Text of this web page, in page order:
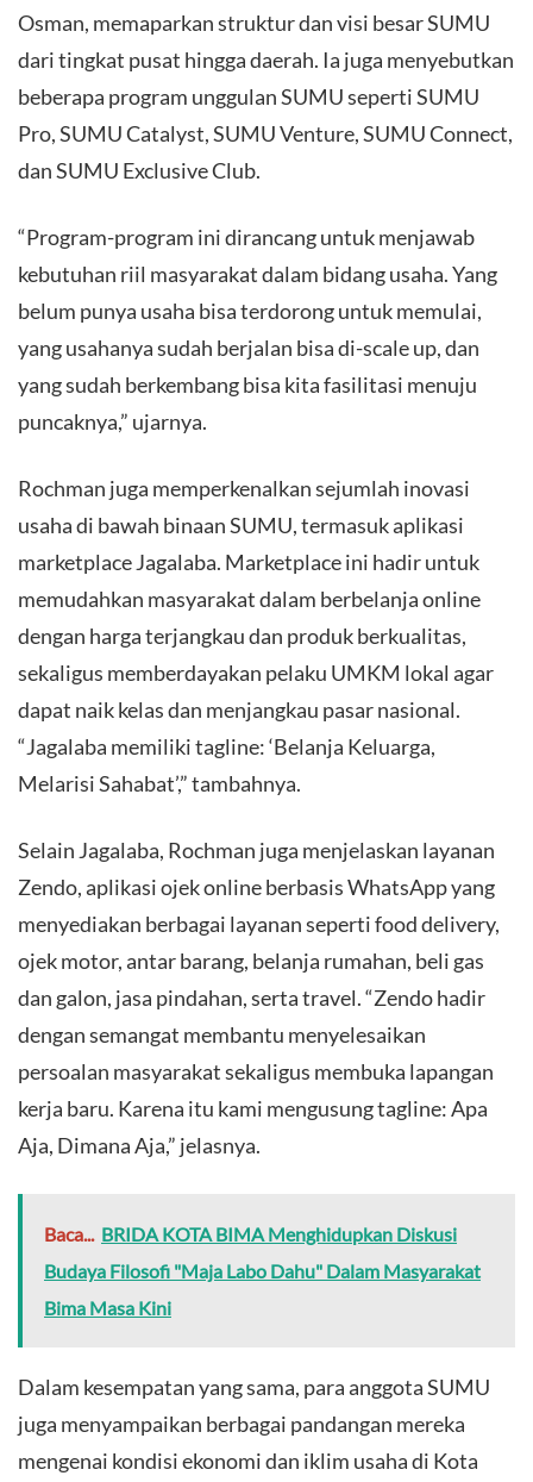
Osman, memaparkan struktur dan visi besar SUMU
dari tingkat pusat hingga daerah. Ia juga menyebutkan
beberapa program unggulan SUMU seperti SUMU
Pro, SUMU Catalyst, SUMU Venture, SUMU Connect,
dan SUMU Exclusive Club.
“Program-program ini dirancang untuk menjawab
kebutuhan riil masyarakat dalam bidang usaha. Yang
belum punya usaha bisa terdorong untuk memulai,
yang usahanya sudah berjalan bisa di-scale up, dan
yang sudah berkembang bisa kita fasilitasi menuju
puncaknya,” ujarnya.
Rochman juga memperkenalkan sejumlah inovasi
usaha di bawah binaan SUMU, termasuk aplikasi
marketplace Jagalaba. Marketplace ini hadir untuk
memudahkan masyarakat dalam berbelanja online
dengan harga terjangkau dan produk berkualitas,
sekaligus memberdayakan pelaku UMKM lokal agar
dapat naik kelas dan menjangkau pasar nasional.
“Jagalaba memiliki tagline: ‘Belanja Keluarga,
Melarisi Sahabat’,” tambahnya.
Selain Jagalaba, Rochman juga menjelaskan layanan
Zendo, aplikasi ojek online berbasis WhatsApp yang
menyediakan berbagai layanan seperti food delivery,
ojek motor, antar barang, belanja rumahan, beli gas
dan galon, jasa pindahan, serta travel. “Zendo hadir
dengan semangat membantu menyelesaikan
persoalan masyarakat sekaligus membuka lapangan
kerja baru. Karena itu kami mengusung tagline: Apa
Aja, Dimana Aja,” jelasnya.
Baca... BRIDA KOTA BIMA Menghidupkan Diskusi
Budaya Filosofi "Maja Labo Dahu" Dalam Masyarakat
Bima Masa Kini
Dalam kesempatan yang sama, para anggota SUMU
juga menyampaikan berbagai pandangan mereka
mengenai kondisi ekonomi dan iklim usaha di Kota